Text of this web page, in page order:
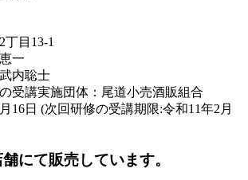
目13-1
一
内聡士
受講実施団体：尾道小売酒販組合
16日 (次回研修の受講期限:令和11年2月
にて販売しています。